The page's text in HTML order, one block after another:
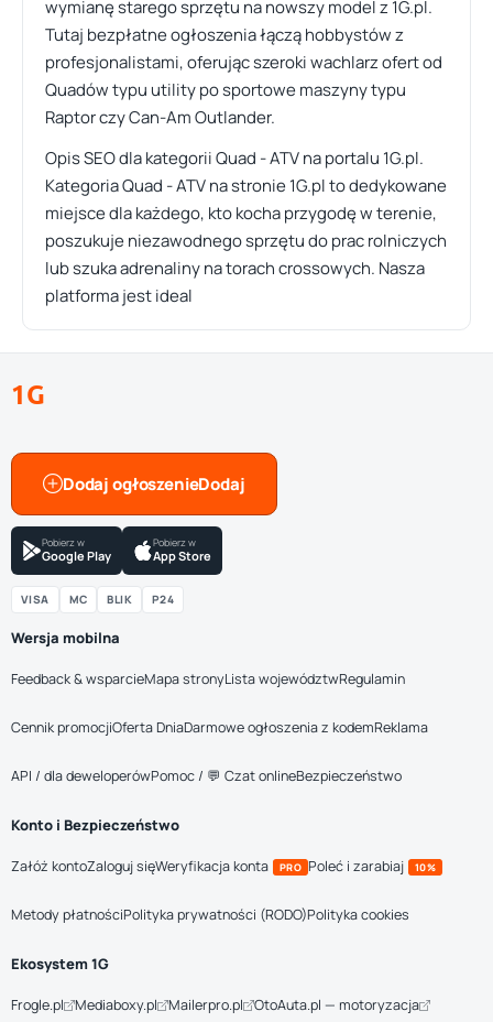
wymianę starego sprzętu na nowszy model z 1G.pl.
Tutaj bezpłatne ogłoszenia łączą hobbystów z
profesjonalistami, oferując szeroki wachlarz ofert od
Quadów typu utility po sportowe maszyny typu
Raptor czy Can-Am Outlander.
Opis SEO dla kategorii Quad - ATV na portalu 1G.pl.
Kategoria Quad - ATV na stronie 1G.pl to dedykowane
miejsce dla każdego, kto kocha przygodę w terenie,
poszukuje niezawodnego sprzętu do prac rolniczych
lub szuka adrenaliny na torach crossowych. Nasza
platforma jest ideal
1G
Dodaj ogłoszenie
Pobierz w
Google Play
Pobierz w
App Store
VISA MC BLIK P24
Wersja mobilna
Feedback & wsparcieMapa stronyLista województwRegulamin
Cennik promocjiOferta DniaDarmowe ogłoszenia z kodemReklama
API / dla deweloperówPomoc / 💬 Czat onlineBezpieczeństwo
Konto i Bezpieczeństwo
Załóż kontoZaloguj sięWeryfikacja konta PRO Poleć i zarabiaj 10%
Metody płatnościPolityka prywatności (RODO)Polityka cookies
Ekosystem 1G
Frogle.pl Mediaboxy.pl Mailerpro.pl OtoAuta.pl — motoryzacja